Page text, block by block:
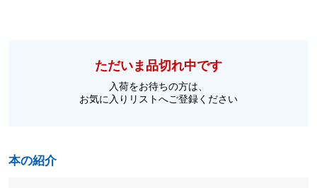
ただいま品切れ中です
入荷をお待ちの方は、
お気に入りリストへご登録ください
本の紹介